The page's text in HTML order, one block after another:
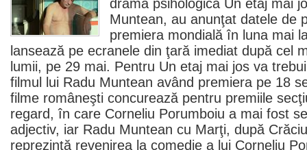
drama psihologică Un etaj mai
Muntean, au anunţat datele de
premiera mondială în luna mai
lansează pe ecranele din ţară imediat după cel
lumii, pe 29 mai. Pentru Un etaj mai jos va
filmul
lui Radu Muntean având premiera pe 18
filme româneşti concurează pentru premiile
regard, în care Corneliu Porumboiu a mai fost
adjectiv, iar Radu Muntean cu Marţi, după
reprezintă revenirea la comedie a lui Corneliu